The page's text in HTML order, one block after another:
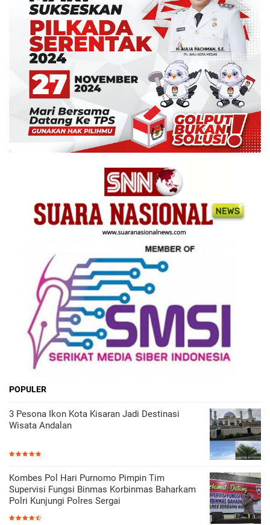
POPULER
3 Pesona Ikon Kota Kisaran Jadi Destinasi
Wisata Andalan
Kombes Pol Hari Purnomo Pimpin Tim
Supervisi Fungsi Binmas Korbinmas Baharkam
Polri Kunjungi Polres Sergai